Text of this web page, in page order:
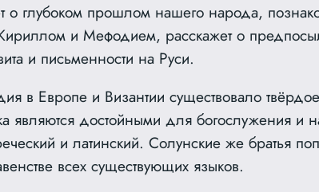
о глубоком прошлом нашего народа,
и Мефодием, расскажет о
и письменности на Руси.
в Европе и Византии существовало
являются достойными для богослужения и
и латинский. Солунские же братья
всех существующих языков.